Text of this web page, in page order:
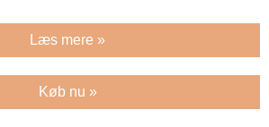
Læs mere »
Køb nu »